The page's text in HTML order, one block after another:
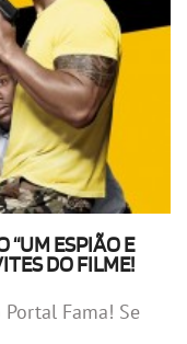
“UM ESPIÃO E
DO FILME!
Fama! Se